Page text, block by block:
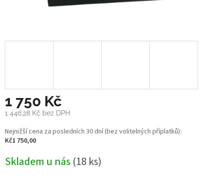
1 750 Kč
1 446,28 Kč bez DPH
Měrná
cena:
Nejnižší cena za posledních 30 dní (bez volitelných příplatků):
Kč1 750,00
Skladem u nás (18 ks)